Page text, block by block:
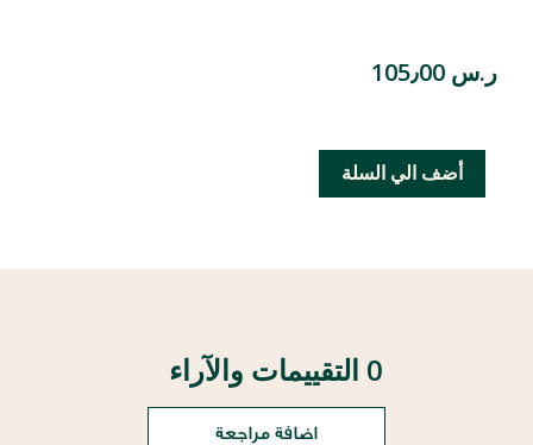
ر.س 105٫00
أضف الي السلة
0 التقييمات والآراء
اضافة مراجعة